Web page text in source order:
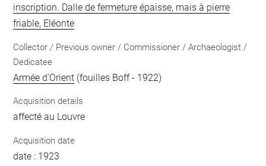
inscription. Dalle de fermeture épaisse, mais à pierre
friable, Eléonte
Collector / Previous owner / Commissioner / Archaeologist /
Dedicatee
Armée d'Orient (fouilles Boff - 1922)
Acquisition details
affecté au Louvre
Acquisition date
date : 1923